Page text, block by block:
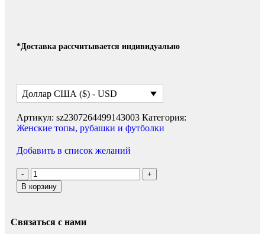
*Доставка рассчитывается индивидуально
Доллар США ($) - USD
Артикул: sz2307264499143003 Категория:
Женские топы, рубашки и футболки
Добавить в список желаний
В корзину
Связаться с нами